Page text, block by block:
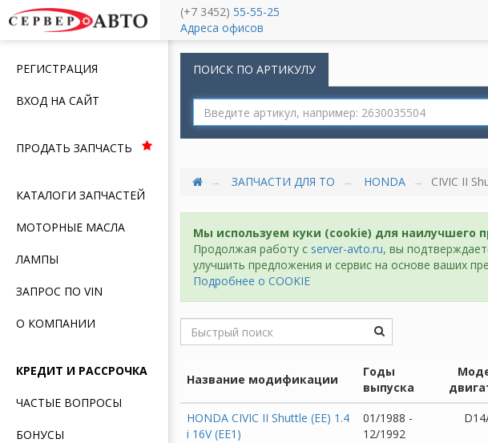
Меню
РЕГИСТРАЦИЯ
ВХОД НА САЙТ
ПРОДАТЬ ЗАПЧАСТЬ
КАТАЛОГИ ЗАПЧАСТЕЙ
МОТОРНЫЕ МАСЛА
ЛАМПЫ
ЗАПРОС ПО VIN
О КОМПАНИИ
КРЕДИТ И РАССРОЧКА
ЧАСТЫЕ ВОПРОСЫ
БОНУСЫ
(+7 3452) 55-55-25
Адреса офисов
ПОИСК ПО АРТИКУЛУ
ЗАПЧАСТИ ДЛЯ ТО HONDA CIVIC II
Мы используем куки (cookie) для наилучшего
Продолжая работу с server-avto.ru, вы
улучшить предложения и сервис на основе ваших
Подробнее о COOKIE
Название модификации
Годы
выпуска
HONDA CIVIC II Shuttle (EE) 1.4
i 16V (EE1)
01/1988 -
12/1992